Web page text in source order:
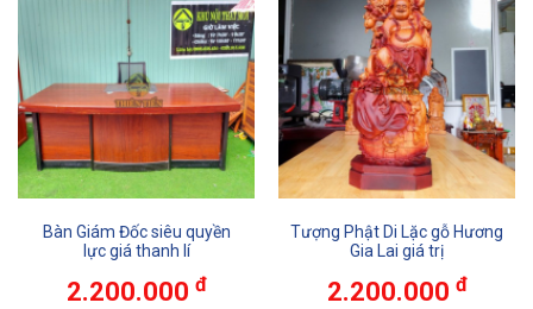
Bàn Giám Đốc siêu quyền
lực giá thanh lí
2.200.000 đ
Tượng Phật Di Lặc gỗ Hương
Gia Lai giá trị
2.200.000 đ